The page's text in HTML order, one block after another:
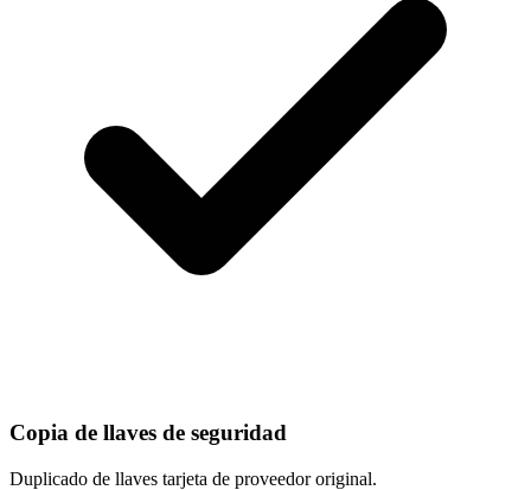
Copia de llaves de seguridad
Duplicado de llaves tarjeta de proveedor original.